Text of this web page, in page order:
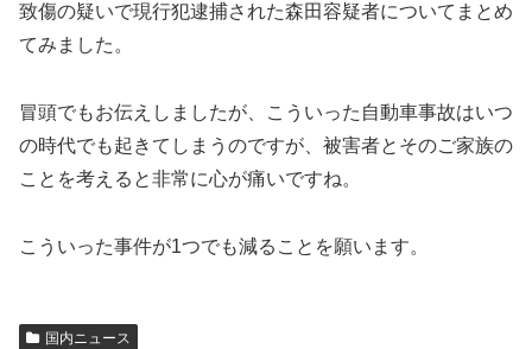
致傷の疑いで現行犯逮捕された森田容疑者についてまとめ
てみました。
冒頭でもお伝えしましたが、こういった自動車事故はいつ
の時代でも起きてしまうのですが、被害者とそのご家族の
ことを考えると非常に心が痛いですね。
こういった事件が1つでも減ることを願います。
国内ニュース